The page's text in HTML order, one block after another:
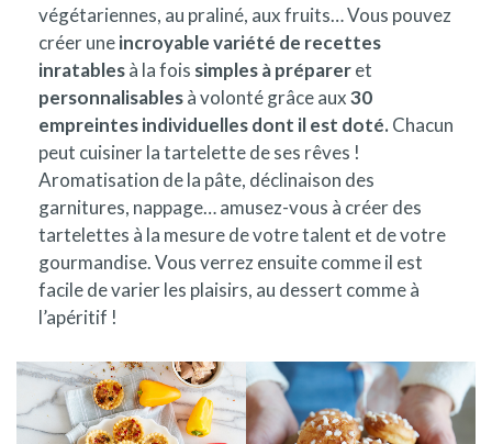
végétariennes, au praliné, aux fruits… Vous pouvez
créer uneincroyable variété de recettes
inratablesà la fois simples à prépareret
personnalisablesà volonté grâce aux30
empreintes individuelles dont il est doté.Chacun
peut cuisiner la tartelette de ses rêves !
Aromatisation de la pâte, déclinaison des
garnitures, nappage… amusez-vous à créer des
tartelettes à la mesure de votre talent et de votre
gourmandise. Vous verrez ensuite comme il est
facile de varier les plaisirs, au dessert comme à
l’apéritif !